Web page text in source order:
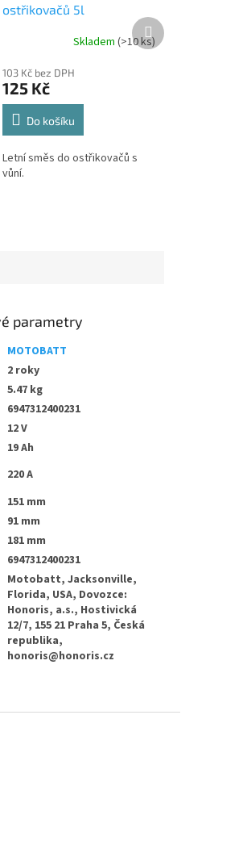
ostřikovačů 5l
Skladem (>10 ks)
103 Kč bez DPH
125 Kč
Do košíku
Letní směs do ostřikovačů s
vůní.
Další
produkt
parametry
MOTOBATT
2 roky
5.47 kg
6947312400231
12 V
19 Ah
220 A
151 mm
91 mm
181 mm
6947312400231
Motobatt, Jacksonville,
Florida, USA, Dovozce:
Honoris, a.s., Hostivická
12/7, 155 21 Praha 5, Česká
republika,
honoris@honoris.cz